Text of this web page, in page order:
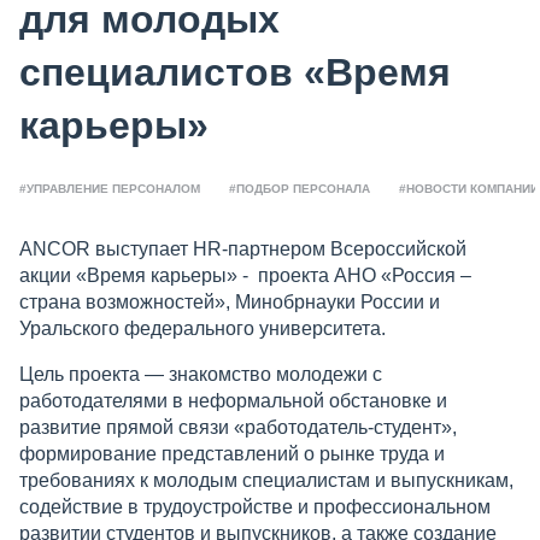
для молодых
специалистов «Время
карьеры»
#УПРАВЛЕНИЕ ПЕРСОНАЛОМ #ПОДБОР ПЕРСОНАЛА #НОВОСТИ КОМПАНИИ
ANCOR выступает HR-партнером Всероссийской
акции «Время карьеры» - проекта АНО «Россия –
страна возможностей», Минобрнауки России и
Уральского федерального университета.
Цель проекта — знакомство молодежи с
работодателями в неформальной обстановке и
развитие прямой связи «работодатель-студент»,
формирование представлений о рынке труда и
требованиях к молодым специалистам и выпускникам,
содействие в трудоустройстве и профессиональном
развитии студентов и выпускников, а также создание